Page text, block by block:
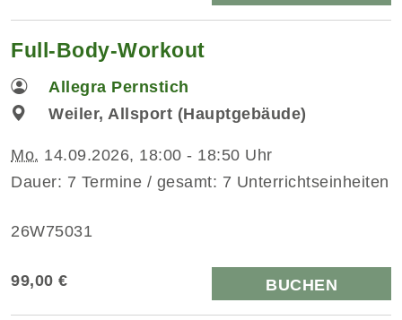
Full-Body-Workout
Allegra Pernstich
Weiler, Allsport (Hauptgebäude)
Mo. 14.09.2026, 18:00 - 18:50 Uhr
Dauer: 7 Termine / gesamt: 7 Unterrichtseinheiten
26W75031
99,00 € BUCHEN